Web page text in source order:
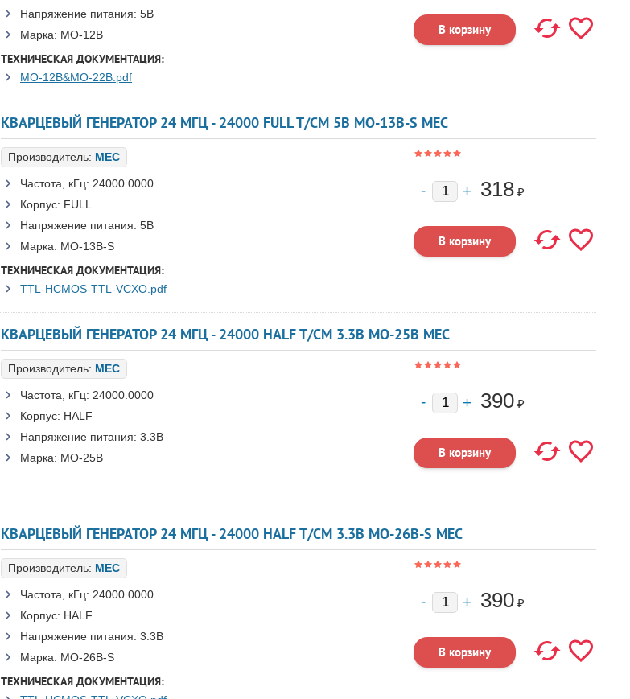
Напряжение питания: 5В
Марка: MO-12B
ТЕХНИЧЕСКАЯ ДОКУМЕНТАЦИЯ:
MO-12B&MO-22B.pdf
КВАРЦЕВЫЙ ГЕНЕРАТОР 24 МГЦ - 24000 FULL T/CM 5В MO-13B-S MEC
Производитель: MEC
Частота, кГц: 24000.0000
Корпус: FULL
Напряжение питания: 5В
Марка: MO-13B-S
ТЕХНИЧЕСКАЯ ДОКУМЕНТАЦИЯ:
TTL-HCMOS-TTL-VCXO.pdf
318 ₽
КВАРЦЕВЫЙ ГЕНЕРАТОР 24 МГЦ - 24000 HALF T/CM 3.3В MO-25B MEC
Производитель: MEC
Частота, кГц: 24000.0000
Корпус: HALF
Напряжение питания: 3.3В
Марка: MO-25B
390 ₽
КВАРЦЕВЫЙ ГЕНЕРАТОР 24 МГЦ - 24000 HALF T/CM 3.3В MO-26B-S MEC
Производитель: MEC
Частота, кГц: 24000.0000
Корпус: HALF
Напряжение питания: 3.3В
Марка: MO-26B-S
ТЕХНИЧЕСКАЯ ДОКУМЕНТАЦИЯ:
390 ₽